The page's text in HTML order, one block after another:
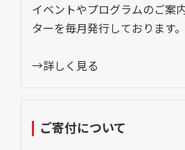
イベントやプログラムのご案
ターを毎月発行しております。
→詳しく見る
ご寄付について